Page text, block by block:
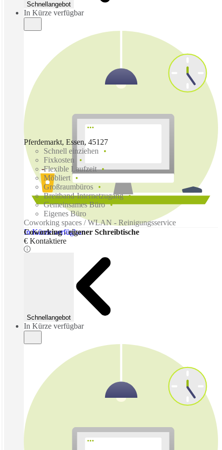
Schnellangebot
In Kürze verfügbar
In Kürze verfügbar
Pferdemarkt, Essen, 45127
Schnell einziehen
Fixkosten
Flexible Laufzeit
Möbliert
Großraumbüros
Breitband-Internetzugang
Gemeinsames Büro
Eigenes Büro
Coworking spaces / WLAN - Reinigungsservice
Coworking - eigener Schreibtische
€ Kontaktiere
Schnellangebot
In Kürze verfügbar